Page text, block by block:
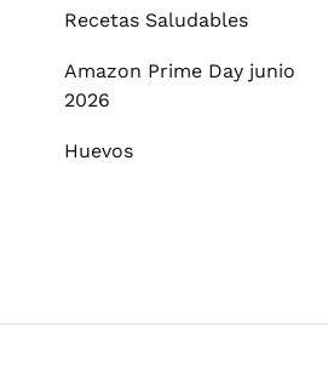
Recetas Saludables
Amazon Prime Day junio
2026
Huevos